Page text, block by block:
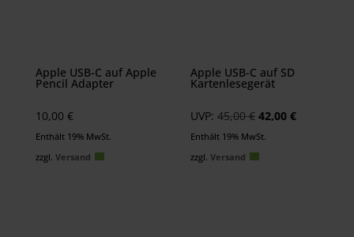
Apple USB-C auf Apple
Pencil Adapter
10,00 €
Enthält 19% MwSt.
zzgl. Versand
Apple USB-C auf SD
Kartenlesegerät
UVP: 45,00€ Ursprünglicher
Preis
war:
42,00€Aktueller
Enthält 19% MwSt.
zzgl.Versand